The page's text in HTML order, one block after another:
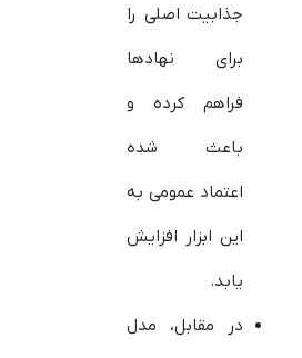
جذابیت اصلی را
برای نهادها
فراهم کرده و
باعث شده
اعتماد عمومی به
این ابزار افزایش
یابد.
در مقابل، مدل